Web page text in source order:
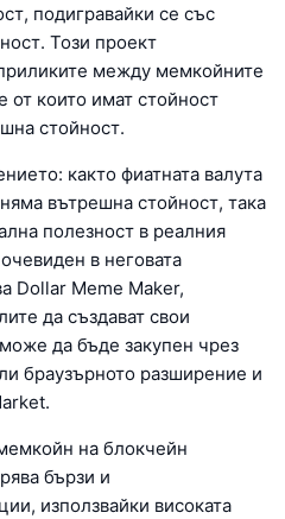
подигравайки се със
Този проект
между мемкойните
от които имат стойност
стойност.
както фиатната валута
вътрешна стойност, така
полезност в реалния
в неговата
Dollar Meme Maker,
да създават свои
да бъде закупен чрез
браузърното разширение и
на блокчейн
бързи и
използвайки високата